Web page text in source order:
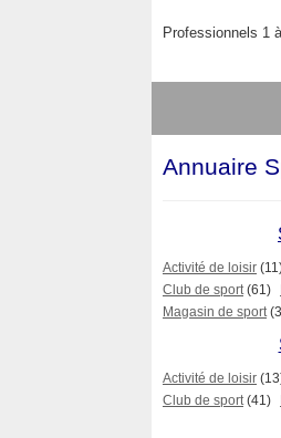
Professionnels 1
Annuaire
Activité de loisir
Club de sport (61)
Magasin de sport
Activité de loisir
Club de sport (41)